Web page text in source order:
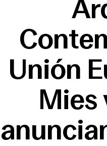
Unión
Mies